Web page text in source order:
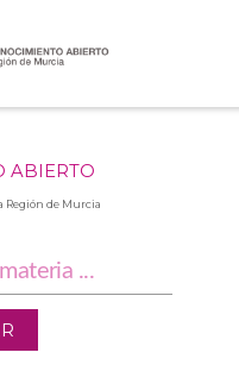
ABIERTO
Región de Murcia